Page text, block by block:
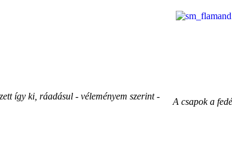
így ki, ráadásul - véleményem szerint -
A csapok a